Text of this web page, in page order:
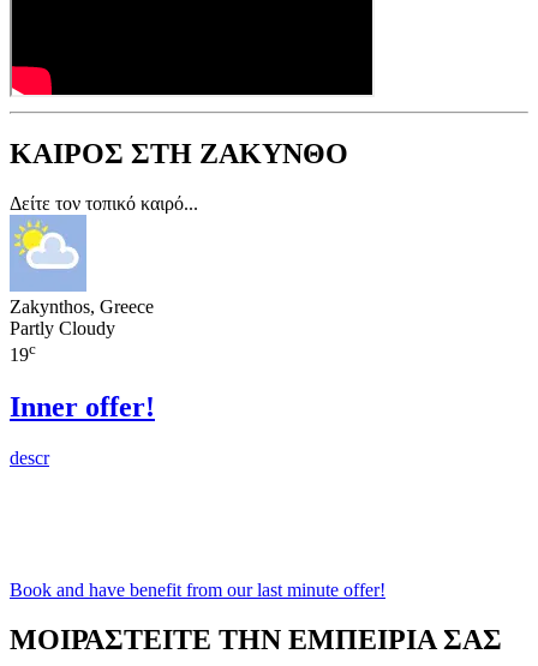
ΚΑΙΡΟΣ ΣΤΗ ΖΑΚΥΝΘΟ
Δείτε τον τοπικό καιρό...
Zakynthos, Greece
Partly Cloudy
19c
Inner offer!
descr
Book and have benefit from our last minute offer!
ΜΟΙΡΑΣΤΕΙΤΕ ΤΗΝ ΕΜΠΕΙΡΙΑ ΣΑΣ